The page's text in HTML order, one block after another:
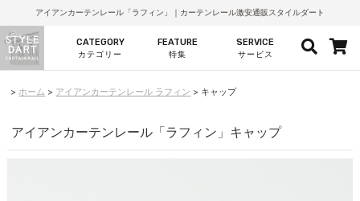
アイアンカーテンレール「ラフィン」｜カーテンレール激安通販スタイルダート
CATEGORY
カテゴリー
FEATURE
特集
SERVICE
サービス
ホーム アイアンカーテンレール ラフィン キャップ
アイアンカーテンレール「ラフィン」キャップ